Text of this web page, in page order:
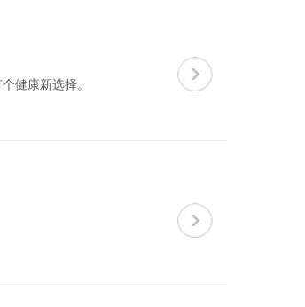
健康新选择。